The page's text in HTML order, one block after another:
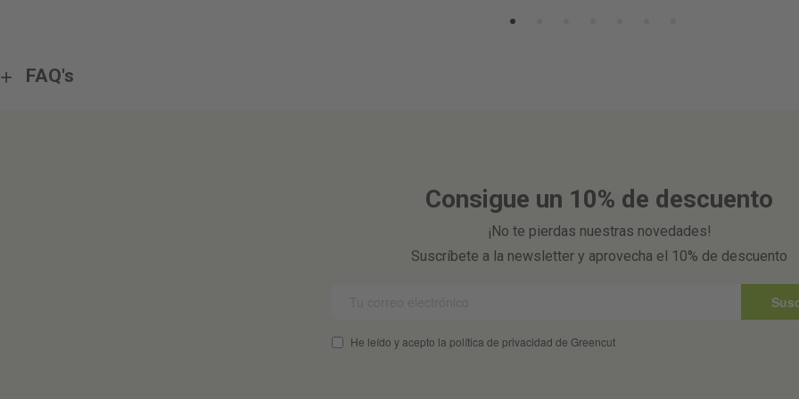
FAQ's
Consigue un 10% de descuento
¡No te pierdas nuestras novedades!
Suscríbete a la newsletter y aprovecha el 10% de descuento
He leído y acepto la política de privacidad de Greencut